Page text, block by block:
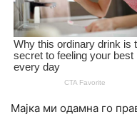
Мајка ми одамна го